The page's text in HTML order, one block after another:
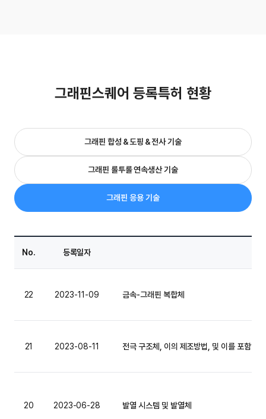
그래핀스퀘 어 등록특허 현황
그래핀 합성＆도핑＆전사 기술
그래핀 롤투롤 연속생산 기술
그래핀 응용 기술
No. 등록일자
22 2023-11-09 금속-그래핀 복합체
21 2023-08-11 전극 구조체, 이의 제조방법, 및 이를 포함하
20 2023-06-28 발열 시스템 및 발열체